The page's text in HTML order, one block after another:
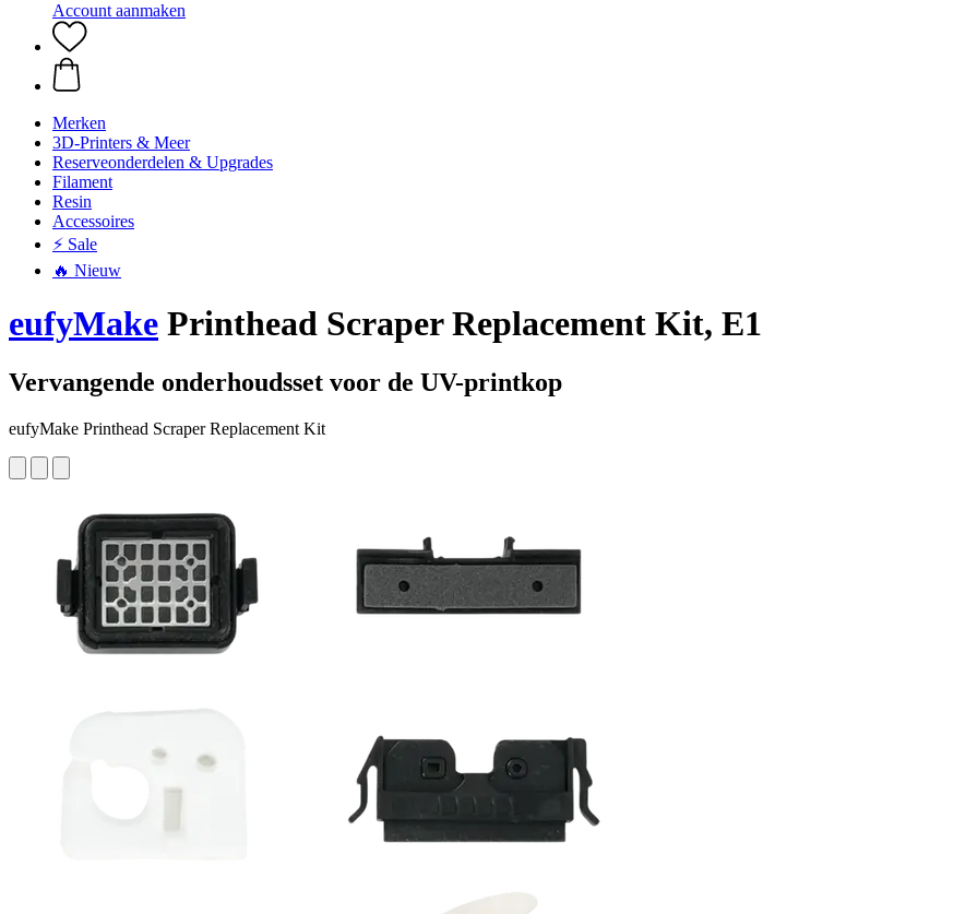
Account aanmaken
Merken
3D-Printers & Meer
Reserveonderdelen & Upgrades
Filament
Resin
Accessoires
⚡ Sale
🔥 Nieuw
eufyMake Printhead Scraper Replacement Kit, E1
Vervangende onderhoudsset voor de UV-printkop
eufyMake Printhead Scraper Replacement Kit